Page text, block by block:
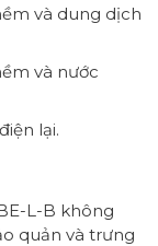
và dung dịch
và nước
lại.
L-B không
quản và trưng